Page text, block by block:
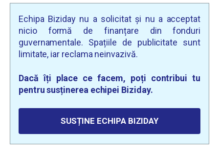
Echipa Biziday nu a solicitat și nu a acceptat
nicio formă de finanțare din fonduri
guvernamentale. Spațiile de publicitate sunt
limitate, iar reclama neinvazivă.
Dacă îți place ce facem, poți contribui tu
pentru susținerea echipei Biziday.
SUSȚINE ECHIPA BIZIDAY